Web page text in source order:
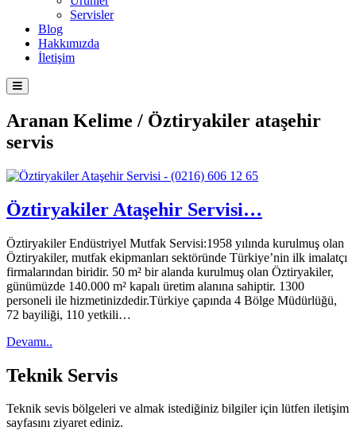
Servisler
Blog
Hakkımızda
İletişim
Aranan Kelime / Öztiryakiler ataşehir
servis
Öztiryakiler Ataşehir Servisi…
Öztiryakiler Endüstriyel Mutfak Servisi:1958 yılında kurulmuş olan
Öztiryakiler, mutfak ekipmanları sektöründe Türkiye’nin ilk imalatçı
firmalarından biridir. 50 m² bir alanda kurulmuş olan Öztiryakiler,
günümüzde 140.000 m² kapalı üretim alanına sahiptir. 1300
personeli ile hizmetinizdedir.Türkiye çapında 4 Bölge Müdürlüğü,
72 bayiliği, 110 yetkili…
Devamı..
Teknik Servis
Teknik sevis bölgeleri ve almak istediğiniz bilgiler için lütfen iletişim
sayfasını ziyaret ediniz.